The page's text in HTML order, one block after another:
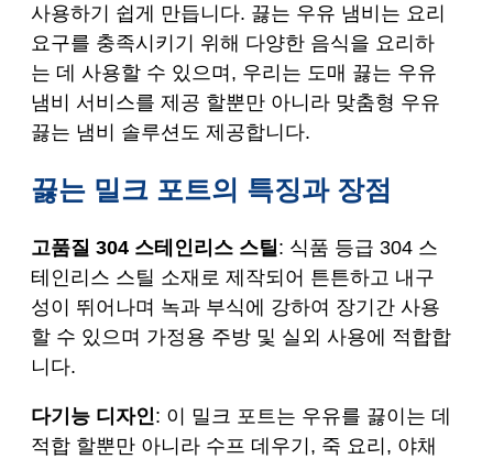
사용하기 쉽게 만듭니다. 끓는 우유 냄비는 요리
요구를 충족시키기 위해 다양한 음식을 요리하
는 데 사용할 수 있으며, 우리는 도매 끓는 우유
냄비 서비스를 제공 할뿐만 아니라 맞춤형 우유
끓는 냄비 솔루션도 제공합니다.
끓는 밀크 포트의 특징과 장점
고품질 304 스테인리스 스틸: 식품 등급 304 스
테인리스 스틸 소재로 제작되어 튼튼하고 내구
성이 뛰어나며 녹과 부식에 강하여 장기간 사용
할 수 있으며 가정용 주방 및 실외 사용에 적합합
니다.
다기능 디자인: 이 밀크 포트는 우유를 끓이는 데
적합 할뿐만 아니라 수프 데우기, 죽 요리, 야채